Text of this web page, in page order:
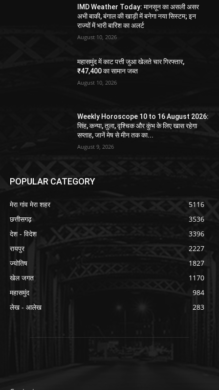
IMD Weather Today: मानसून का असली असर
अभी बाकी, बंगाल की खाड़ी में बनेगा नया सिस्टम; इन
राज्यों में भारी बारिश का अलर्ट
August 10, 2026
महासमुंद में काट पत्ती जुआ खेलते चार गिरफ्तार,
₹47,400 का सामान जब्त
August 10, 2026
Weekly Horoscope 10 to 16 August 2026:
सिंह, कन्या, तुला, वृश्चिक और कुंभ के लिए खास रहेगा
सप्ताह, जानें मेष से मीन तक का...
August 9, 2026
POPULAR CATEGORY
मेरा गांव मेरा शहर
5116
छत्तीसगढ़
3536
देश - विदेश
3396
रायपुर
2227
ज्योतिष
1827
खेल जगत
1170
महासमुंद
984
लेख - आलेख
283